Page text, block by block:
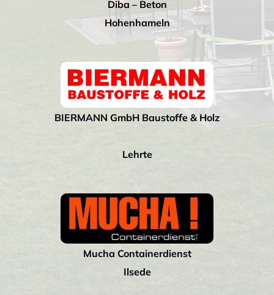
Diba – Beton
Hohenhameln
BIERMANN GmbH Baustoffe & Holz
Lehrte
Mucha Containerdienst
Ilsede